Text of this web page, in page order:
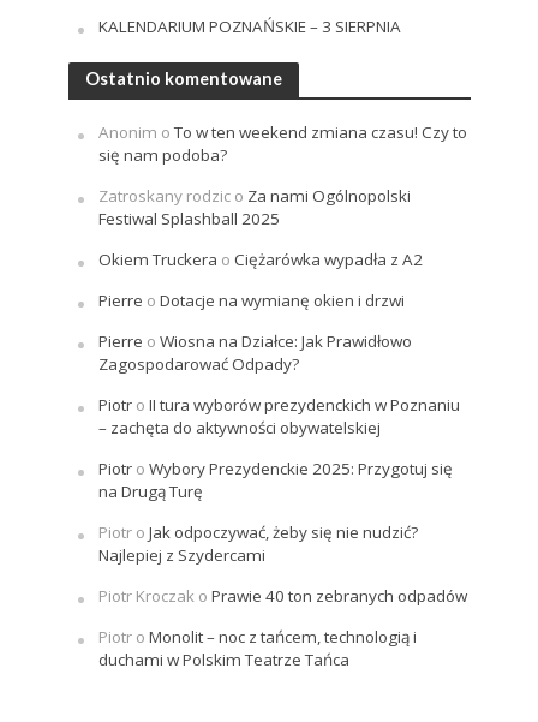
KALENDARIUM POZNAŃSKIE – 3 SIERPNIA
Ostatnio komentowane
Anonim oTo w ten weekend zmiana czasu! Czy to
się nam podoba?
Zatroskany rodzico Za nami Ogólnopolski
Festiwal Splashball 2025
Okiem Truckera o Ciężarówka wypadła z A2
Pierre o Dotacje na wymianę okien i drzwi
Pierre o Wiosna na Działce: Jak Prawidłowo
Zagospodarować Odpady?
Piotro II tura wyborów prezydenckich w Poznaniu
– zachęta do aktywności obywatelskiej
Piotro Wybory Prezydenckie 2025: Przygotuj się
na Drugą Turę
Piotro Jak odpoczywać, żeby się nie nudzić?
Najlepiej z Szydercami
Piotr Kroczako Prawie 40 ton zebranych odpadów
Piotro Monolit – noc z tańcem, technologią i
duchami w Polskim Teatrze Tańca